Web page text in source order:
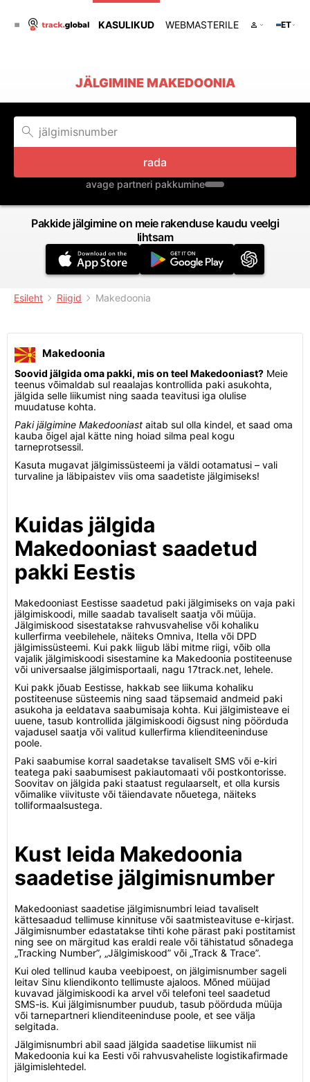
KASULIKUD WEBMASTERILE ET
JÄLGIMINE MAKEDOONIA
rada
avage partneri pakkumine
Pakkide jälgimine on meie rakenduse kaudu veelgi
lihtsam
Esileht Riigid Makedoonia
Makedoonia
Soovid jälgida oma pakki, mis on teel Makedooniast? Meie
teenus võimaldab sul reaalajas kontrollida paki asukohta,
jälgida selle liikumist ning saada teavitusi iga olulise
muudatuse kohta.
Paki jälgimine Makedooniast aitab sul olla kindel, et saad oma
kauba õigel ajal kätte ning hoiad silma peal kogu
tarneprotsessil.
Kasuta mugavat jälgimissüsteemi ja väldi ootamatusi – vali
turvaline ja läbipaistev viis oma saadetiste jälgimiseks!
Kuidas jälgida
Makedooniast saadetud
pakki Eestis
Makedooniast Eestisse saadetud paki jälgimiseks on vaja paki
jälgimiskoodi, mille saadab tavaliselt saatja või müüja.
Jälgimiskood sisestatakse rahvusvahelise või kohaliku
kullerfirma veebilehele, näiteks Omniva, Itella või DPD
jälgimissüsteemi. Kui pakk liigub läbi mitme riigi, võib olla
vajalik jälgimiskoodi sisestamine ka Makedoonia postiteenuse
või universaalse jälgimisportaali, nagu 17track.net, lehele.
Kui pakk jõuab Eestisse, hakkab see liikuma kohaliku
postiteenuse süsteemis ning saad täpsemaid andmeid paki
asukoha ja eeldatava saabumisaja kohta. Kui jälgimisteave ei
uuene, tasub kontrollida jälgimiskoodi õigsust ning pöörduda
vajadusel saatja või valitud kullerfirma klienditeeninduse
poole.
Paki saabumise korral saadetakse tavaliselt SMS või e-kiri
teatega paki saabumisest pakiautomaati või postkontorisse.
Soovitav on jälgida paki staatust regulaarselt, et olla kursis
võimalike viivituste või täiendavate nõuetega, näiteks
tolliformaalsustega.
Kust leida Makedoonia
saadetise jälgimisnumber
Makedooniast saadetise jälgimisnumbri leiad tavaliselt
kättesaadud tellimuse kinnituse või saatmisteavituse e-kirjast.
Jälgimisnumber edastatakse tihti kohe pärast paki postitamist
ning see on märgitud kas eraldi reale või tähistatud sõnadega
„Tracking Number”, „Jälgimiskood” või „Track & Trace”.
Kui oled tellinud kauba veebipoest, on jälgimisnumber sageli
leitav Sinu kliendikonto tellimuste ajaloos. Mõned müüjad
kuvavad jälgimiskoodi ka arvel või telefoni teel saadetud
SMS-is. Kui jälgimisnumber puudub, tasub pöörduda müüja
või tarnepartneri klienditeeninduse poole, et see välja
selgitada.
Jälgimisnumbri abil saad jälgida saadetise liikumist nii
Makedoonia kui ka Eesti või rahvusvaheliste logistikafirmade
jälgimislehtedel.